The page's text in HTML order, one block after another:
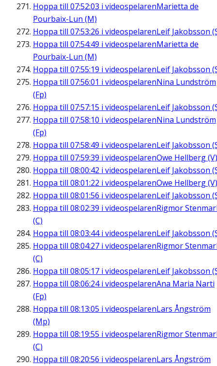
Hoppa till 07:52:03 i videospelarenMarietta de
Pourbaix-Lun (M)
Hoppa till 07:53:26 i videospelarenLeif Jakobsson
Hoppa till 07:54:49 i videospelarenMarietta de
Pourbaix-Lun (M)
Hoppa till 07:55:19 i videospelarenLeif Jakobsson
Hoppa till 07:56:01 i videospelarenNina Lundström
(Fp)
Hoppa till 07:57:15 i videospelarenLeif Jakobsson
Hoppa till 07:58:10 i videospelarenNina Lundström
(Fp)
Hoppa till 07:58:49 i videospelarenLeif Jakobsson
Hoppa till 07:59:39 i videospelarenOwe Hellberg (V)
Hoppa till 08:00:42 i videospelarenLeif Jakobsson
Hoppa till 08:01:22 i videospelarenOwe Hellberg (V)
Hoppa till 08:01:56 i videospelarenLeif Jakobsson
Hoppa till 08:02:39 i videospelarenRigmor
(C)
Hoppa till 08:03:44i videospelarenLeif Jakobsson
Hoppa till 08:04:27 i videospelarenRigmor
(C)
Hoppa till 08:05:17 i videospelarenLeif Jakobsson
Hoppa till 08:06:24i videospelarenAna Maria Narti
(Fp)
Hoppa till 08:13:05 i videospelarenLars Ångström
(Mp)
Hoppa till 08:19:55 i videospelarenRigmor
(C)
Hoppa till 08:20:56 i videospelarenLars Ångström